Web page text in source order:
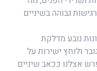
גבוהה בשיניים
נובע מדלקת
ישירות על
ככאב שיניים